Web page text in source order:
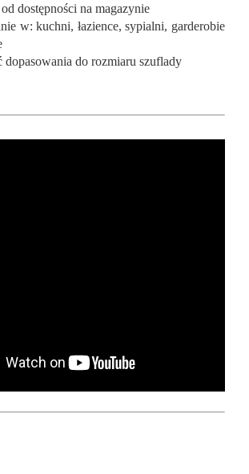
dostępności na magazynie
w: kuchni, łazience, sypialni, garderobie
do rozmiaru szuflady